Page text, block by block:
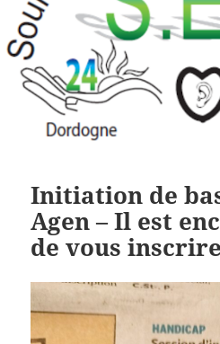
Initiation de
Agen – Il est
de vous